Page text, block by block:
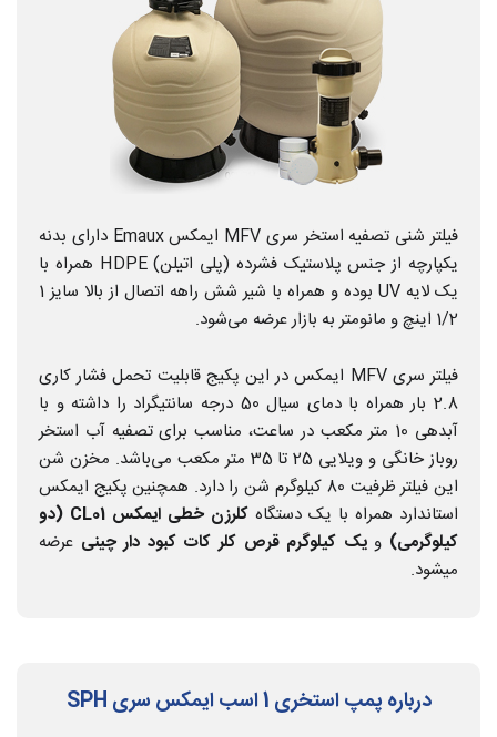
فیلتر شنی تصفیه استخر سری MFV ایمکس Emaux دارای بدنه
یکپارچه از جنس پلاستیک فشرده (پلی اتیلن) HDPE همراه با
یک لایه UV بوده و همراه با شیر شش راهه اتصال از بالا سایز 1
1/2 اینچ و مانومتر به بازار عرضه می‌شود.
فیلتر سری MFV ایمکس در این پکیج قابلیت تحمل فشار کاری
2.8 بار همراه با دمای سیال 50 درجه سانتیگراد را داشته و با
آبدهی 10 متر مکعب در ساعت، مناسب برای تصفیه آب استخر
روباز خانگی و ویلایی 25 تا 35 متر مکعب می‌باشد. مخزن شن
این فیلتر ظرفیت 80 کیلوگرم شن را دارد. همچنین پکیج ایمکس
استاندارد همراه با یک دستگاه
کلرزن خطی ایمکس CL01 (دو
کیلوگرمی) ویک کیلوگرم قرص کلر کات کبود دار چینی عرضه
میشود.
درباره پمپ استخری 1 اسب ایمکس سری SPH